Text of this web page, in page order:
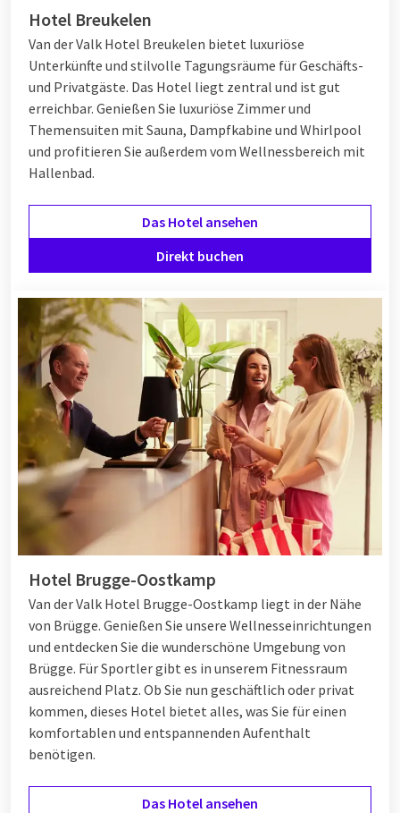
Hotel Breukelen
Van der Valk Hotel Breukelen bietet luxuriöse
Unterkünfte und stilvolle Tagungsräume für Geschäfts-
und Privatgäste. Das Hotel liegt zentral und ist gut
erreichbar. Genießen Sie luxuriöse Zimmer und
Themensuiten mit Sauna, Dampfkabine und Whirlpool
und profitieren Sie außerdem vom Wellnessbereich mit
Hallenbad.
Das Hotel ansehen
Direkt buchen
Hotel Brugge-Oostkamp
Van der Valk Hotel Brugge-Oostkamp liegt in der Nähe
von Brügge. Genießen Sie unsere Wellnesseinrichtungen
und entdecken Sie die wunderschöne Umgebung von
Brügge. Für Sportler gibt es in unserem Fitnessraum
ausreichend Platz. Ob Sie nun geschäftlich oder privat
kommen, dieses Hotel bietet alles, was Sie für einen
komfortablen und entspannenden Aufenthalt
benötigen.
Das Hotel ansehen